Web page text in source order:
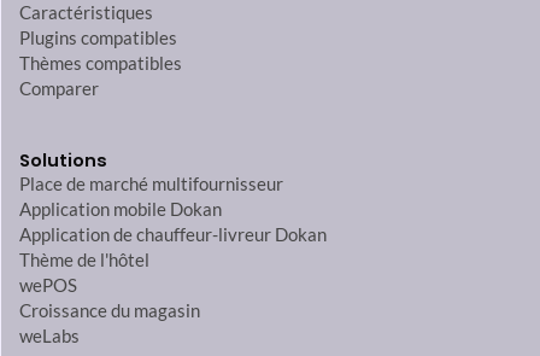
Caractéristiques
Plugins compatibles
Thèmes compatibles
Comparer
Solutions
Place de marché multifournisseur
Application mobile Dokan
Application de chauffeur-livreur Dokan
Thème de l'hôtel
wePOS
Croissance du magasin
weLabs